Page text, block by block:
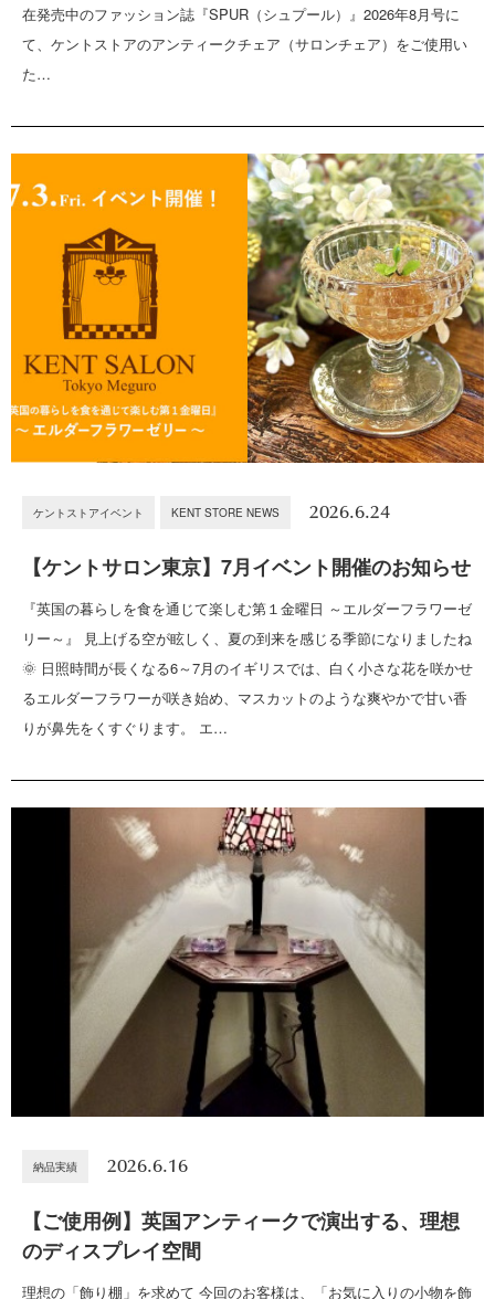
在発売中のファッション誌『SPUR（シュプール）』2026年8月号に
て、ケントストアのアンティークチェア（サロンチェア）をご使用い
た…
ケントストアイベント KENT STORE NEWS 2026.6.24
【ケントサロン東京】7月イベント開催のお知らせ
『英国の暮らしを食を通じて楽しむ第１金曜日 ～エルダーフラワーゼ
リー～』 見上げる空が眩しく、夏の到来を感じる季節になりましたね
🌞 日照時間が長くなる6～7月のイギリスでは、白く小さな花を咲かせ
るエルダーフラワーが咲き始め、マスカットのような爽やかで甘い香
りが鼻先をくすぐります。 エ…
納品実績 2026.6.16
【ご使用例】英国アンティークで演出する、理想
のディスプレイ空間
理想の「飾り棚」を求めて 今回のお客様は、「お気に入りの小物を飾